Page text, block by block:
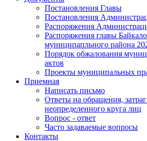
Постановления Главы
Постановления
Распоряжения
Распоряжения главы
муниципапльного района
Порядок обжалования
актов
Проекты муниципальных
Приемная
Написать письмо
Ответы на обращения,
неопределенного круга лиц
Вопрос - ответ
Часто задаваемые вопросы
Контакты